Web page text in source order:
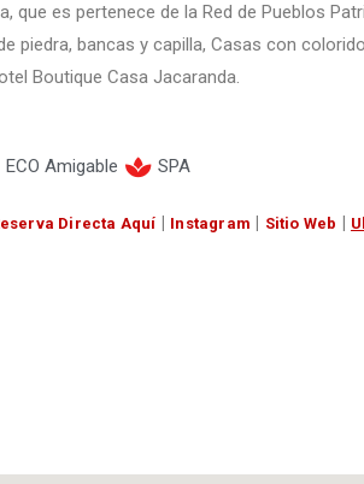
que es pertenece de la Red de Pueblos
piedra, bancas y capilla, Casas con
Boutique Casa Jacaranda.
ECO Amigable SPA
Directa Aquí | Instagram | Sitio Web |